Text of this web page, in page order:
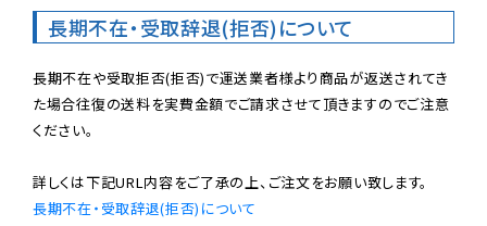
長期不在・受取辞退(拒否)について
長期不在や受取拒否(拒否)で運送業者様より商品が返送されてき
た場合往復の送料を実費金額でご請求させて頂きますのでご注意
ください。
長期不在・受取辞退(拒否)について